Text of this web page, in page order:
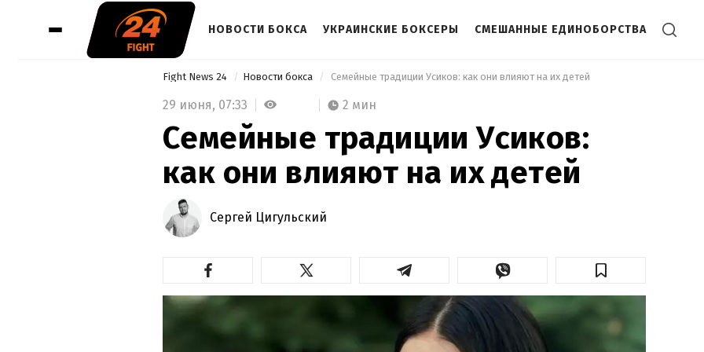
НОВОСТИ БОКСА УКРАИНСКИЕ БОКСЕРЫ СМЕШАННЫЕ ЕДИНОБОРСТВА
Fight News 24 Новости бокса Семейные традиции Усиков: как они влияют на их детей
29 июня, 07:33 2 мин
Семейные традиции Усиков:
как они влияют на их детей
Сергей Цигульский